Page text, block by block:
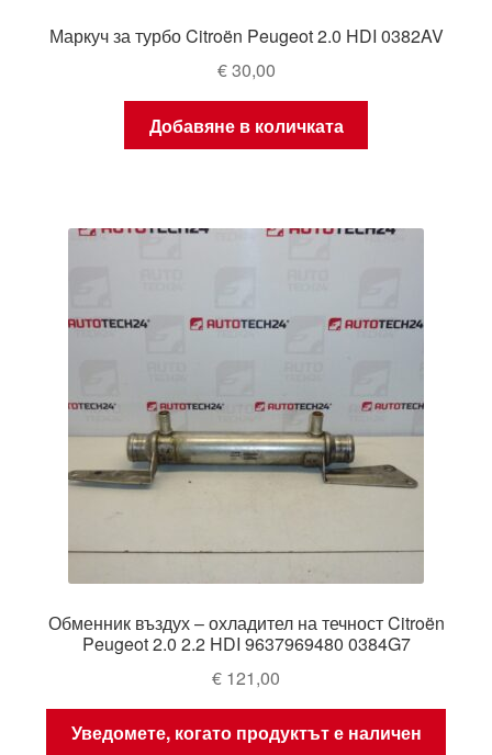
Маркуч за турбо Citroën Peugeot 2.0 HDI 0382AV
€30,00
Добавяне в количката
Обменник въздух – охладител на течност Citroën
Peugeot 2.0 2.2 HDI 9637969480 0384G7
€ 121,00
Уведомете, когато продуктът е наличен